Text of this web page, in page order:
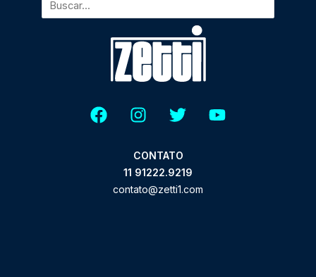
CONTATO
11 91222.9219
contato@zetti1.com